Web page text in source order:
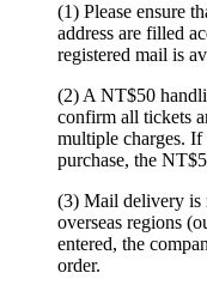
(1) Please ensure
address are filled
registered mail is
(2) A NT$50
confirm all tickets
multiple charges. If
purchase, the
(3) Mail delivery is
overseas regions
entered, the
order.